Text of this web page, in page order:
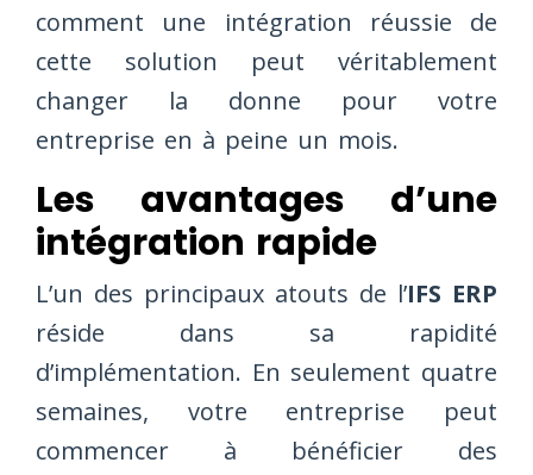
comment une intégration réussie de
cette solution peut véritablement
changer la donne pour votre
entreprise en à peine un mois.
Les avantages d’une
intégration rapide
L’un des principaux atouts de l’IFS ERP
réside dans sa rapidité
d’implémentation. En seulement quatre
semaines, votre entreprise peut
commencer à bénéficier des